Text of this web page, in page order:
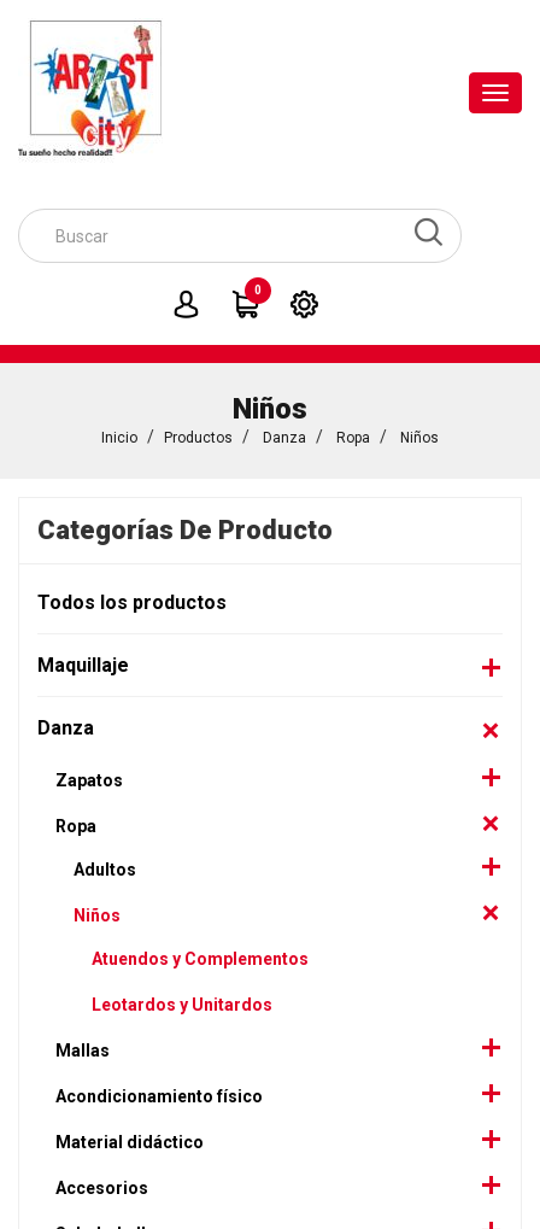
0
Niños
Inicio Productos Danza Ropa Niños
Categorías De Producto
Todos los productos
Maquillaje
Danza
Zapatos
Ropa
Adultos
Niños
Atuendos y Complementos
Leotardos y Unitardos
Mallas
Acondicionamiento físico
Material didáctico
Accesorios